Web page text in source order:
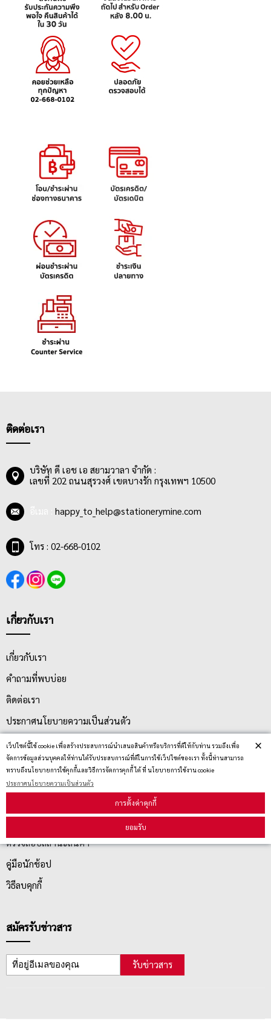
เว็ปไซต์นี้ใช้ cookie เพื่อสร้างประสบการณ์นำเสนอสินค้าหรือบริการที่ดีให้กับท่าน รวมถึงเพื่อ
จัดการข้อมูลส่วนบุคคลให้ท่านได้รับประสบการณ์ที่ดีในการใช้เว็ปไซต์ของเรา ทั้งนี้ท่านสามารถ
ทราบถึงนโยบายการใช้คุกกี้และวิธีการจัดการคุกกี้ ได้ ที่ นโยบายการใช้งาน cookie
ประกาศนโยบายความเป็นส่วนตัว
การตั้งค่าคุกกี้
ยอมรับ
×
ติดต่อเรา
บริษัท ดี เอช เอ สยามวาลา จำกัด :
เลขที่ 202 ถนนสุรวงศ์ เขตบางรัก กรุงเทพฯ 10500
happy_to_help@stationerymine.com
โทร : 02-668-0102
เกี่ยวกับเรา
เกี่ยวกับเรา
คำถามที่พบบ่อย
ติดต่อเรา
ประกาศนโยบายความเป็นส่วนตัว
นโยบายการจัดส่ง
นโยบายการเปลี่ยน/คืน สินค้า
ตรวจสอบสถานะสินค้า
คู่มือนักช้อป
วิธีลบคุกกี้
สมัครรับข่าวสาร
รับข่าวสาร